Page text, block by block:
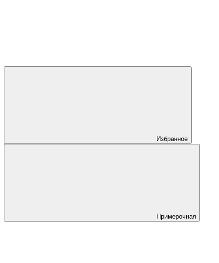
Избранное
Примерочная